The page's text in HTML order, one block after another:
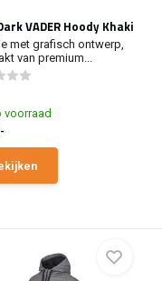
VADER Hoody Khaki
met grafisch ontwerp,
van premium...
voorraad